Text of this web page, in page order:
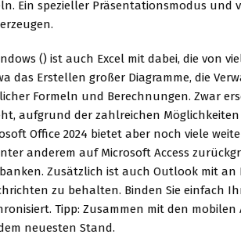
Ein spezieller Präsentationsmodus und
() ist auch Excel mit dabei, die von
das Erstellen großer Diagramme, die
Formeln und Berechnungen. Zwar
aufgrund der zahlreichen
Office 2024 bietet aber noch viele
anderem auf Microsoft Access
Zusätzlich ist auch Outlook mit an
zu behalten. Binden Sie einfach
Tipp: Zusammen mit den
neuesten Stand.